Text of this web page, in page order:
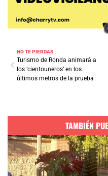
NO TE PIERDAS
Turismo de Ronda animará a
los ‘cientouneros’ en los
últimos metros de la prueba
TAMBIÉN